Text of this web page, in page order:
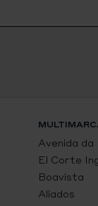
Avenida
El Corte
Boavista
Aliados